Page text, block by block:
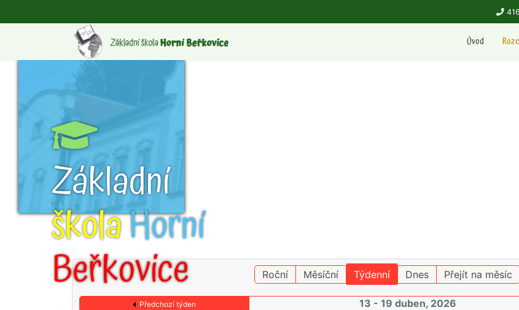
Úvod
Základní
školaHorní
Beřkovice Roční Měsíční Týdenní Dnes Přejít na měsíc
Předchozí týden 13 - 19 duben, 2026